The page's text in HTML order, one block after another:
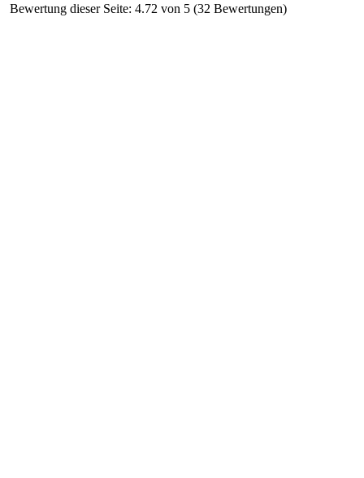
Bewertung dieser Seite: 4.72 von 5 (32 Bewertungen)